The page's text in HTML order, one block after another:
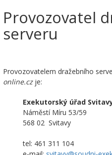
Provozovatel
serveru
Provozovatelem dražebního
online.czje:
Exekutorský úřad
Náměstí Míru 53/59
568 02 Svitavy
tel: 461 311 104